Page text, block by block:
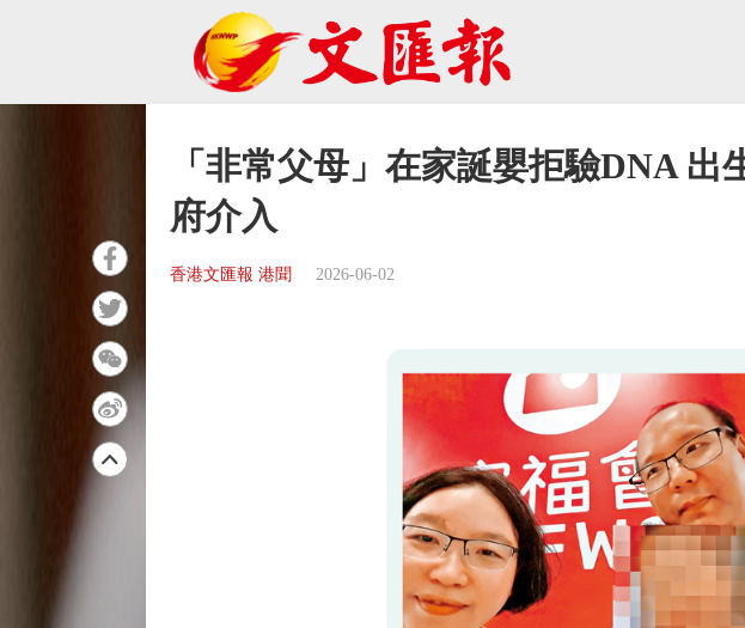
「非常父母」在家誕嬰拒驗DNA
府介入
香港文匯報 港聞 2026-06-02